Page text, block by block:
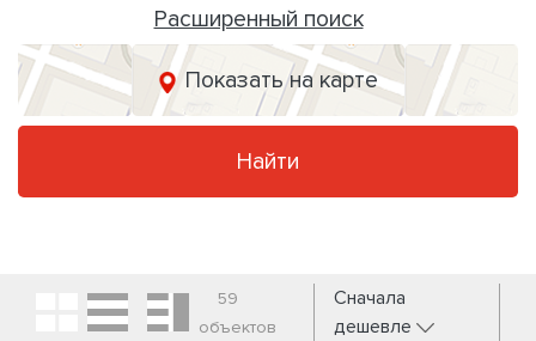
Расширенный поиск
Показать на карте
Найти
59
объектов
Сначала
дешевле